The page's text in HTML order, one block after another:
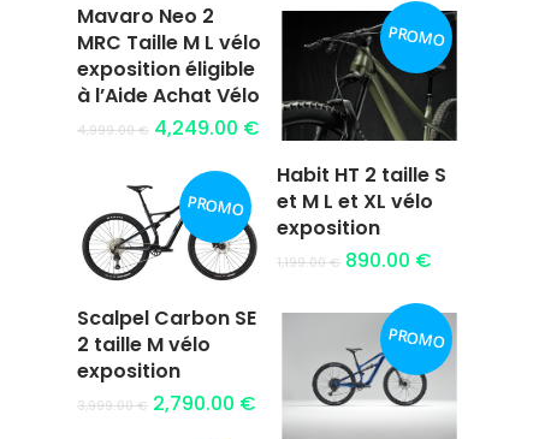
Ajouter au
panier
Mavaro Neo 2
MRC Taille M L vélo
exposition éligible
à l’Aide Achat Vélo
4,999.00€ 4,249.00 €
PROMO
Ajouter au
panier
Habit HT 2 taille S
et M L et XL vélo
exposition
1,199.00€ 890.00 €
PROMO
Ajouter au
panier
Scalpel Carbon SE
2 taille M vélo
exposition
3,999.00€ 2,790.00 €
PROMO